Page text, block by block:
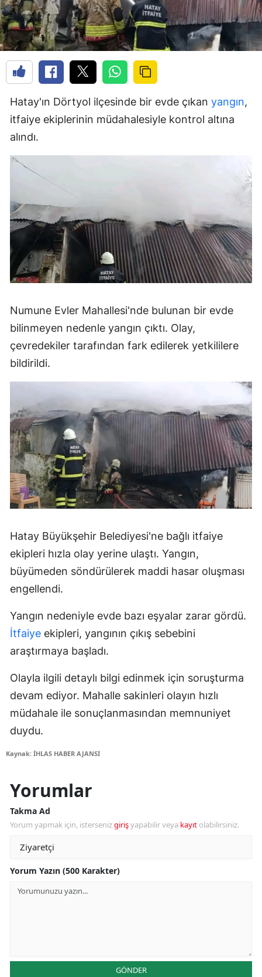
Hatay'ın Dörtyol ilçesinde bir evde çıkan yangın,
itfaiye ekiplerinin müdahalesiyle kontrol altına
alındı.
Numune Evler Mahallesi'nde bulunan bir evde
bilinmeyen nedenle yangın çıktı. Olay,
çevredekiler tarafından fark edilerek yetkililere
bildirildi.
Hatay Büyükşehir Belediyesi'ne bağlı itfaiye
ekipleri hızla olay yerine ulaştı. Yangın,
büyümeden söndürülerek maddi hasar oluşması
engellendi.
Yangın nedeniyle evde bazı eşyalar zarar gördü.
İtfaiye ekipleri, yangının çıkış sebebini
araştırmaya başladı.
Olayla ilgili detaylı bilgi edinmek için soruşturma
devam ediyor. Mahalle sakinleri olayın hızlı
müdahale ile sonuçlanmasından memnuniyet
duydu.
Kaynak: İHLAS HABER AJANSI
Yorumlar
Takma Ad
Yorum yapmak için, istersenizgirişyapabilir veya kayıt olabilirsiniz.
Yorum Yazın (500 Karakter)
GÖNDER